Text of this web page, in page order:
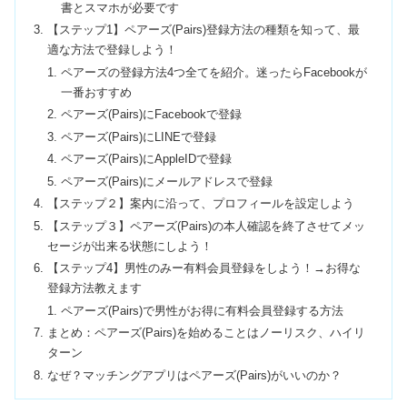
書とスマホが必要です
【ステップ1】ペアーズ(Pairs)登録方法の種類を知って、最
適な方法で登録しよう！
ペアーズの登録方法4つ全てを紹介。迷ったらFacebookが
一番おすすめ
ペアーズ(Pairs)にFacebookで登録
ペアーズ(Pairs)にLINEで登録
ペアーズ(Pairs)にAppleIDで登録
ペアーズ(Pairs)にメールアドレスで登録
【ステップ２】案内に沿って、プロフィールを設定しよう
【ステップ３】ペアーズ(Pairs)の本人確認を終了させてメッ
セージが出来る状態にしよう！
【ステップ4】男性のみー有料会員登録をしよう！→お得な
登録方法教えます
ペアーズ(Pairs)で男性がお得に有料会員登録する方法
まとめ：ペアーズ(Pairs)を始めることはノーリスク、ハイリ
ターン
なぜ？マッチングアプリはペアーズ(Pairs)がいいのか？